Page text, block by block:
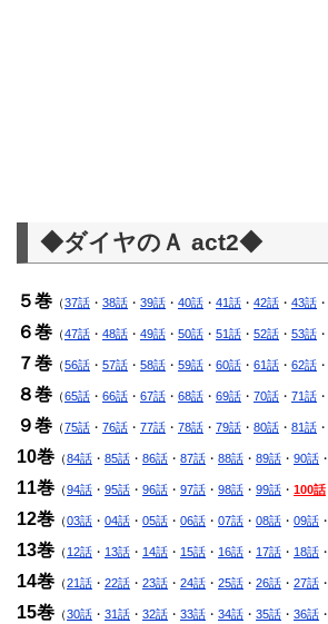
◆ダイヤのＡ act2◆
５巻 （37話 ・ 38話 ・ 39話 ・ 40話 ・ 41話 ・ 42話 ・ 43話 ・
６巻 （47話 ・ 48話 ・ 49話 ・ 50話 ・ 51話 ・ 52話 ・ 53話 ・
７巻 （56話 ・ 57話 ・ 58話 ・ 59話 ・ 60話 ・ 61話 ・ 62話 ・
８巻 （65話 ・ 66話 ・ 67話 ・ 68話 ・ 69話 ・ 70話 ・ 71話 ・
９巻 （75話 ・ 76話 ・ 77話 ・ 78話 ・ 79話 ・ 80話 ・ 81話 ・
10巻 （84話 ・ 85話 ・ 86話 ・ 87話 ・ 88話 ・ 89話 ・ 90話 ・
11巻 （94話 ・ 95話 ・ 96話 ・ 97話 ・ 98話 ・ 99話 ・ 100話
12巻 （03話 ・ 04話 ・ 05話 ・ 06話 ・ 07話 ・ 08話 ・ 09話 ・
13巻 （12話 ・ 13話 ・ 14話 ・ 15話 ・ 16話 ・ 17話 ・ 18話 ・
14巻 （21話 ・ 22話 ・ 23話 ・ 24話 ・ 25話 ・ 26話 ・ 27話 ・
15巻 （30話 ・ 31話 ・ 32話 ・ 33話 ・ 34話 ・ 35話 ・ 36話 ・